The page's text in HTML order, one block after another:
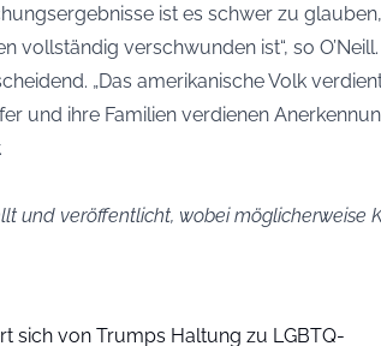
ist es schwer zu glauben,
vollständig verschwunden ist“, so O’Neill.
„Das amerikanische Volk
und ihre Familien verdienen
und veröffentlicht, wobei möglicherweise
sich von Trumps Haltung zu LGBTQ-